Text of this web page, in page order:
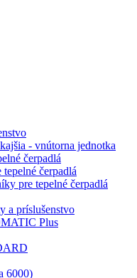
- vnútorna jednotka
čerpadlá
čerpadlá
pre tepelné čerpadlá
a príslušenstvo
Plus
6000)